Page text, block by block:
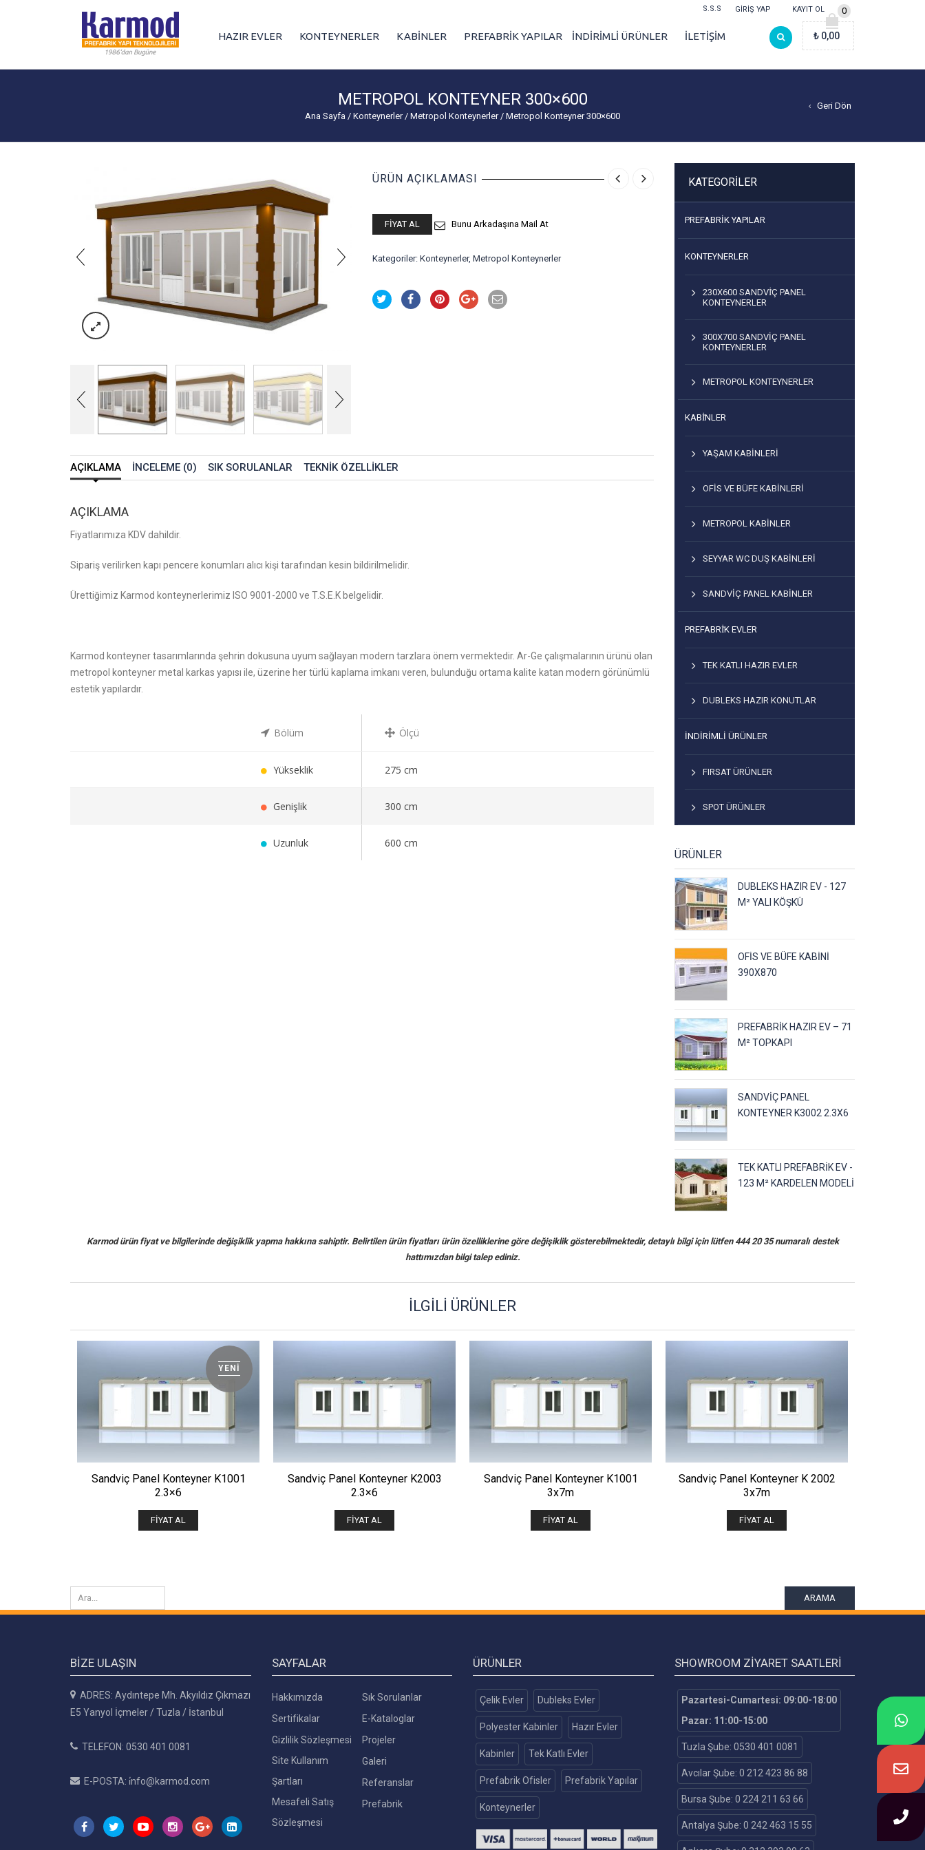
GIRIŞ YAP KAYIT OL
S.S.S
HAZIR EVLER KONTEYNERLER KABİNLER PREFABRİK YAPILAR İNDİRİMLİ ÜRÜNLER İLETİŞİM
0
₺ 0,00
METROPOL KONTEYNER 300×600
Ana Sayfa / Konteynerler / Metropol Konteynerler / Metropol Konteyner 300×600
Geri Dön
ÜRÜN AÇIKLAMASI
FIYAT AL Bunu Arkadaşına Mail At
Kategoriler: Konteynerler, Metropol Konteynerler
AÇIKLAMA İNCELEME (0) SIK SORULANLAR TEKNIK ÖZELLIKLER
AÇIKLAMA
Fiyatlarımıza KDV dahildir.
Sipariş verilirken kapı pencere konumları alıcı kişi tarafından kesin bildirilmelidir.
Ürettiğimiz Karmod konteynerlerimiz ISO 9001-2000 ve T.S.E.K belgelidir.
Karmod konteyner tasarımlarında şehrin dokusuna uyum sağlayan modern tarzlara önem vermektedir. Ar-Ge çalışmalarının ürünü olan
metropol konteyner metal karkas yapısı ile, üzerine her türlü kaplama imkanı veren, bulunduğu ortama kalite katan modern görünümlü
estetik yapılardır.
Bölüm Ölçü
Yükseklik 275 cm
Genişlik 300 cm
Uzunluk 600 cm
KATEGORILER
PREFABRIK YAPILAR
KONTEYNERLER
230X600 SANDVİÇ PANEL
KONTEYNERLER
300X700 SANDVIÇ PANEL
KONTEYNERLER
METROPOL KONTEYNERLER
KABİNLER
YAŞAM KABINLERI
OFIS VE BÜFE KABINLERI
METROPOL KABINLER
SEYYAR WC DUŞ KABINLERI
SANDVIÇ PANEL KABINLER
PREFABRİK EVLER
TEK KATLI HAZIR EVLER
DUBLEKS HAZIR KONUTLAR
İNDIRIMLI ÜRÜNLER
FIRSAT ÜRÜNLER
SPOT ÜRÜNLER
ÜRÜNLER
DUBLEKS HAZIR EV - 127
M² YALI KÖŞKÜ
OFIS VE BÜFE KABINI
390X870
PREFABRIK HAZIR EV – 71
M² TOPKAPI
SANDVIÇ PANEL
KONTEYNER K3002 2.3X6
TEK KATLI PREFABRIK EV -
123 M² KARDELEN MODELI
Karmod ürün fiyat ve bilgilerinde değişiklik yapma hakkına sahiptir. Belirtilen ürün fiyatları ürün özelliklerine göre değişiklik gösterebilmektedir, detaylı bilgi için lütfen 444 20 35 numaralı destek
hattımızdan bilgi talep ediniz.
İLGILI ÜRÜNLER
YENI
ÖNIZLE
Sandviç Panel Konteyner K1001
2.3×6
FIYAT AL
ÖNIZLE
Sandviç Panel Konteyner K2003
2.3×6
FIYAT AL
ÖNIZLE
Sandviç Panel Konteyner K1001
3x7m
FIYAT AL
ÖNIZLE
Sandviç Panel Konteyner K 2002
3x7m
FIYAT AL
ARAMA
BIZE ULAŞIN
ADRES: Aydıntepe Mh. Akyıldız Çıkmazı
E5 Yanyol İçmeler / Tuzla / İstanbul
TELEFON: 0530 401 0081
E-POSTA: i̇nfo@karmod.com
SAYFALAR
Hakkımızda
Sertifikalar
Gizlilik Sözleşmesi
Site Kullanım
Şartları
Mesafeli Satış
Sözleşmesi
Sık Sorulanlar
E-Kataloglar
Projeler
Galeri
Referanslar
Prefabrik
ÜRÜNLER
Çelik Evler Dubleks Evler
Polyester Kabinler Hazır Evler
Kabinler Tek Katlı Evler
Prefabrik Ofisler Prefabrik Yapılar
Konteynerler
SHOWROOM ZIYARET SAATLERI
Pazartesi-Cumartesi: 09:00-18:00
Pazar: 11:00-15:00
Tuzla Şube: 0530 401 0081
Avcılar Şube: 0 212 423 86 88
Bursa Şube: 0 224 211 63 66
Antalya Şube: 0 242 463 15 55